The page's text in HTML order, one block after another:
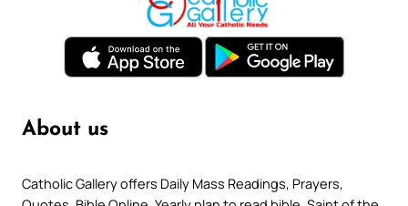
About us
Catholic Gallery offers Daily Mass Readings, Prayers,